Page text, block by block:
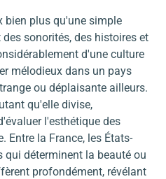
bien plus qu'une simple
sonorités, des histoires et
d'une culture
mélodieux dans un pays
ou déplaisante ailleurs.
qu'elle divise,
l'esthétique des
Entre la France, les États-
qui déterminent la beauté ou
profondément, révélant